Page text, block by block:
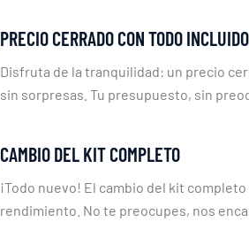
PRECIO CERRADO CON TODO INCLUIDO
Disfruta de la tranquilidad: un precio
sin sorpresas. Tu presupuesto, sin
CAMBIO DEL KIT COMPLETO
¡Todo nuevo! El cambio del kit
rendimiento. No te preocupes, nos